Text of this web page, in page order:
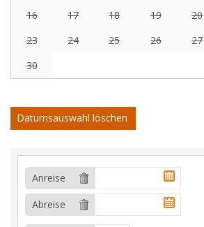
16
17 18 19 20
23
24 25 26 27
30
Datumsauswahl löschen
Anreise
Abreise